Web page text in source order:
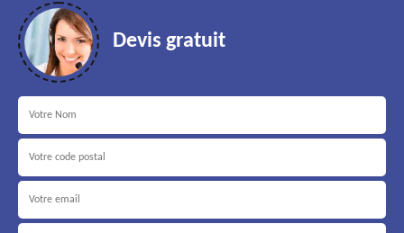
Devis gratuit